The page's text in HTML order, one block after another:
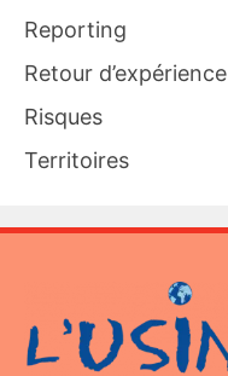
Reporting
Retour d’expérience
Risques
Territoires